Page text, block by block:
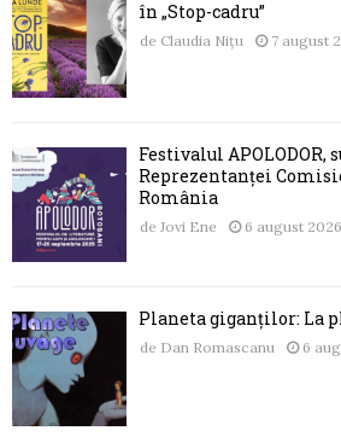
în „Stop-cadru”
de Claudia Nițu 7 august
Festivalul
Reprezentanței
România
de Jovi Ene 6 august 2026
Planeta giganților: La
de Dan Romascanu 6